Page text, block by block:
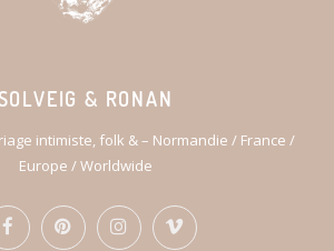
& RONAN
intimiste, folk & – Normandie / France /
Europe / Worldwide